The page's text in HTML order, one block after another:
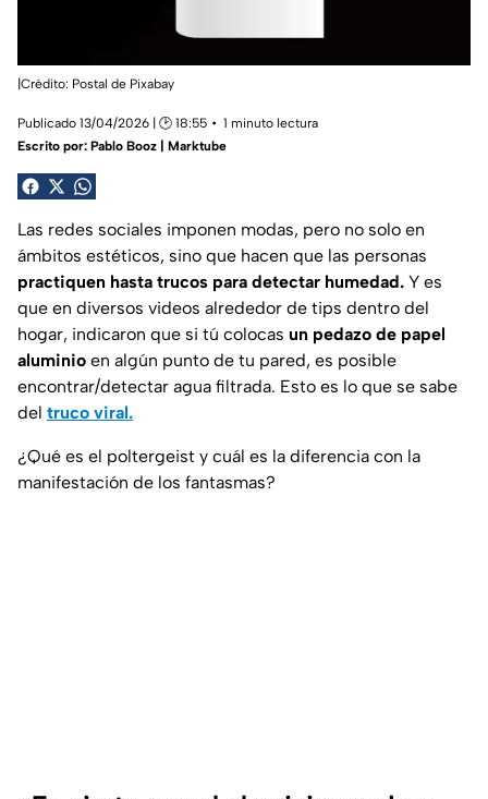
|Crédito: Postal de Pixabay
Publicado 13/04/2026 | 🕑 18:55
1 minuto lectura
Escrito por: Pablo Booz | Marktube
Las redes sociales imponen modas, pero no solo en
ámbitos estéticos, sino que hacen que las personas
practiquen hasta trucos para detectar humedad. Y es
que en diversos videos alrededor de tips dentro del
hogar, indicaron que si tú colocas un pedazo de papel
aluminio en algún punto de tu pared, es posible
encontrar/detectar agua filtrada. Esto es lo que se sabe
del truco viral.
¿Qué es el poltergeist y cuál es la diferencia con la
manifestación de los fantasmas?